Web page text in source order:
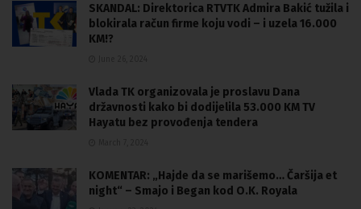
SKANDAL: Direktorica RTVTK Admira Bakić tužila i
blokirala račun firme koju vodi – i uzela 16.000
KM!?
Vlada TK organizovala je proslavu Dana
državnosti kako bi dodijelila 53.000 KM TV
Hayatu bez provođenja tendera
KOMENTAR: „Hajde da se marišemo… Čaršija et
night“ – Smajo i Began kod O.K. Royala